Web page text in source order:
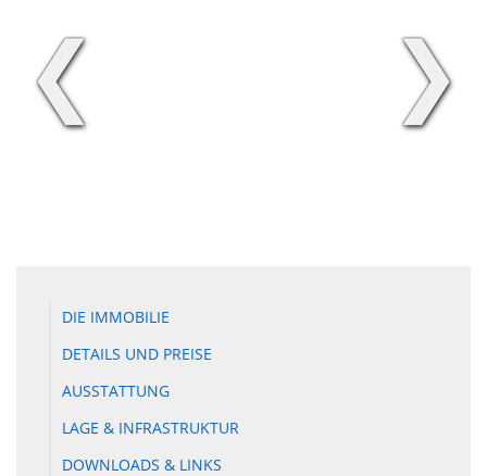
❮ ❯
DIE IMMOBILIE
DETAILS UND PREISE
AUSSTATTUNG
LAGE & INFRASTRUKTUR
DOWNLOADS & LINKS